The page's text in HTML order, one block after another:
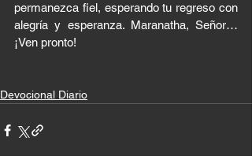
permanezca fiel, esperando tu regreso con
alegría y esperanza. Maranatha, Señor…
¡Ven pronto!
Devocional Diario